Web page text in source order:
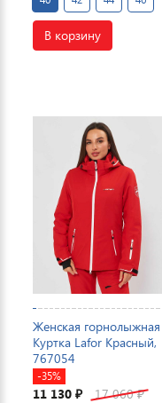
В корзину
Женская горнолыжная
Куртка Lafor Красный,
767054
-35%
11 130 ₽ 17 060₽